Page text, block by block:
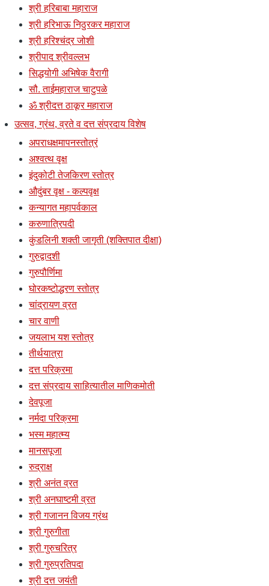
श्री हरिबाबा महाराज
श्री हरिभाऊ निठुरकर महाराज
श्री हरिश्चंद्र जोशी
श्रीपाद श्रीवल्लभ
सिद्धयोगी अभिषेक वैरागी
सौ. ताईमहाराज चाटुपळे
ॐ श्रीदत्त ठाकूर महाराज
उत्सव, ग्रंथ, व्रते व दत्त संप्रदाय विशेष
अपराधक्षमापनस्तोत्रं
अश्वत्थ वृक्ष
इंदुकोटी तेजकिरण स्तोत्र
औदुंबर वृक्ष - कल्पवृक्ष
कन्यागत महापर्वकाल
करुणात्रिपदी
कुंडलिनी शक्ती जागृती (शक्तिपात दीक्षा)
गुरुद्वादशी
गुरुपौर्णिमा
घोरकष्टोद्धरण स्तोत्र
चांद्रायण व्रत
चार वाणी
जयलाभ यश स्तोत्र
तीर्थयात्रा
दत्त परिक्रमा
दत्त संप्रदाय साहित्यातील माणिकमोती
देवपूजा
नर्मदा परिक्रमा
भस्म महात्म्य
मानसपूजा
रुद्राक्ष
श्री अनंत व्रत
श्री अनघाष्टमी व्रत
श्री गजानन विजय ग्रंथ
श्री गुरुगीता
श्री गुरुचरित्र
श्री गुरुप्रतिपदा
श्री दत्त जयंती